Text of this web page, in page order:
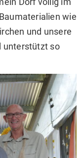
wie
und unsere
unterstützt so